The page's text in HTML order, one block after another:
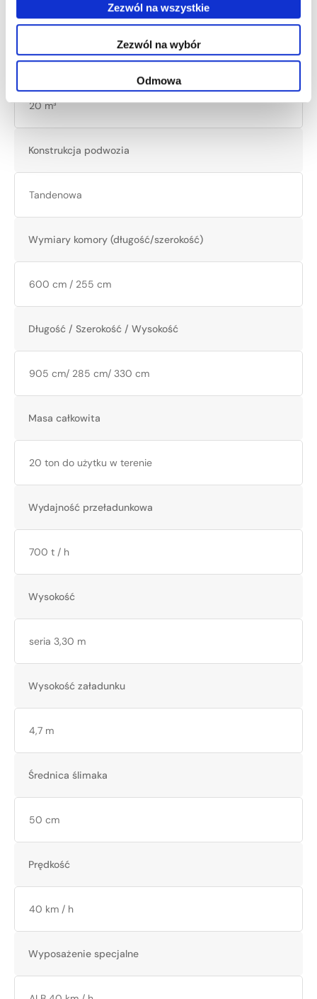
Zezwól na wszystkie
Zezwól na wybór
Odmowa
Dane techniczne
Pojemność
20 m³
Konstrukcja podwozia
Tandenowa
Wymiary komory (długość/szerokość)
600 cm / 255 cm
Długość / Szerokość / Wysokość
905 cm/ 285 cm/ 330 cm
Masa całkowita
20 ton do użytku w terenie
Wydajność przeładunkowa
700 t / h
Wysokość
seria 3,30 m
Wysokość załadunku
4,7 m
Średnica ślimaka
50 cm
Prędkość
40 km / h
Wyposażenie specjalne